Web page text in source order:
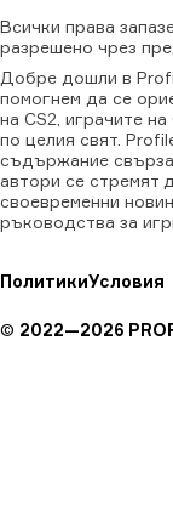
Всички права
разрешено чрез
Добре дошли в
помогнем да се
на CS2, играчите
по целия свят.
съдържание
автори се стремят
своевременни
ръководства за
ПолитикиУсловия
© 2022—2026